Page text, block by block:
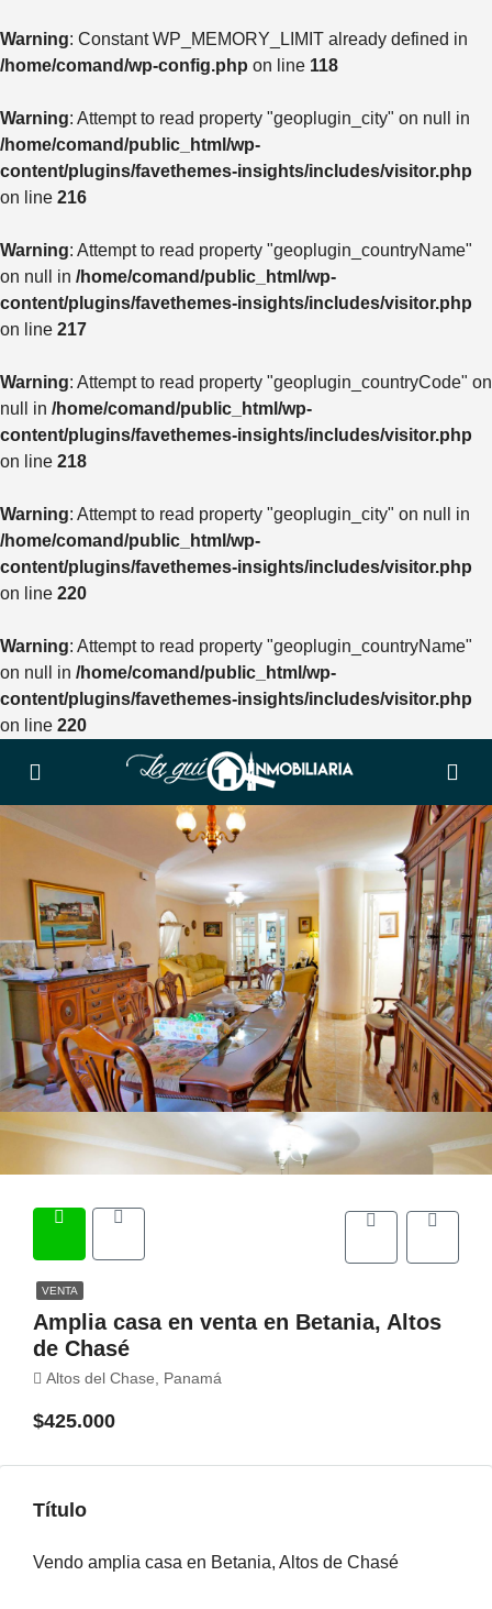
Warning: Constant WP_MEMORY_LIMIT already defined in
/home/comand/wp-config.php on line 118
Warning: Attempt to read property "geoplugin_city" on null in
/home/comand/public_html/wp-
content/plugins/favethemes-insights/includes/visitor.php
on line 216
Warning: Attempt to read property "geoplugin_countryName"
on null in /home/comand/public_html/wp-
content/plugins/favethemes-insights/includes/visitor.php
on line 217
Warning: Attempt to read property "geoplugin_countryCode" on
null in /home/comand/public_html/wp-
content/plugins/favethemes-insights/includes/visitor.php
on line 218
Warning: Attempt to read property "geoplugin_city" on null in
/home/comand/public_html/wp-
content/plugins/favethemes-insights/includes/visitor.php
on line 220
Warning: Attempt to read property "geoplugin_countryName"
on null in /home/comand/public_html/wp-
content/plugins/favethemes-insights/includes/visitor.php
on line 220
VENTA
Amplia casa en venta en Betania, Altos
de Chasé
Altos del Chase, Panamá
$425.000
Título
Vendo amplia casa en Betania, Altos de Chasé